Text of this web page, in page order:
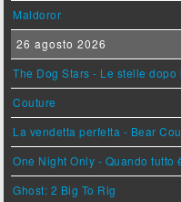
Maldoror
26 agosto 2026
The Dog Stars - Le stelle dopo
Couture
La vendetta perfetta - Bear
One Night Only - Quando tutto
Ghost: 2 Big To Rig